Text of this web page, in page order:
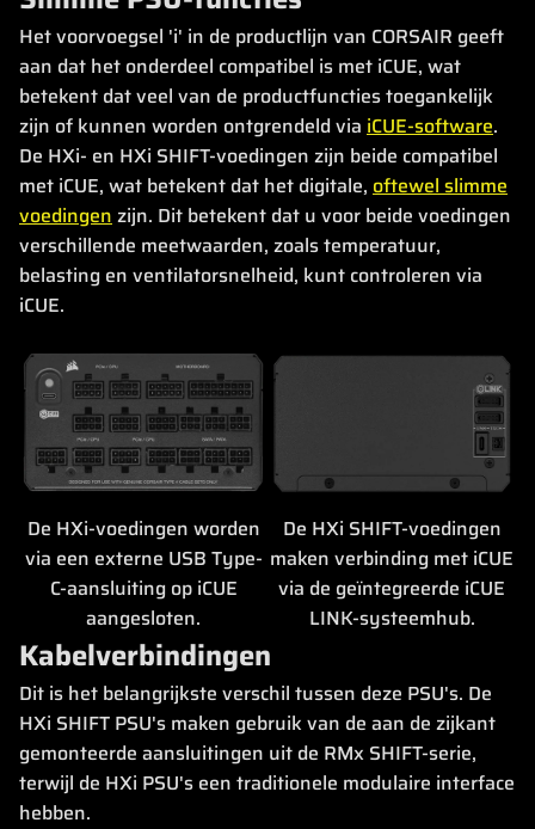
Het voorvoegsel 'i' in de productlijn van CORSAIR geeft
aan dat het onderdeel compatibel is met iCUE, wat
betekent dat veel van de productfuncties toegankelijk
zijn of kunnen worden ontgrendeld via iCUE-software.
De HXi- en HXi SHIFT-voedingen zijn beide compatibel
met iCUE, wat betekent dat het digitale, oftewel slimme
voedingenzijn. Dit betekent dat u voor beide voedingen
verschillende meetwaarden, zoals temperatuur,
belasting en ventilatorsnelheid, kunt controleren via
iCUE.
De HXi-voedingen worden
via een externe USB Type-
C-aansluiting op iCUE
aangesloten.
De HXi SHIFT-voedingen
maken verbinding met iCUE
via de geïntegreerde iCUE
LINK-systeemhub.
Kabelverbindingen
Dit is het belangrijkste verschil tussen deze PSU's. De
HXi SHIFT PSU's maken gebruik van de aan de zijkant
gemonteerde aansluitingen uit de RMx SHIFT-serie,
terwijl de HXi PSU's een traditionele modulaire interface
hebben.